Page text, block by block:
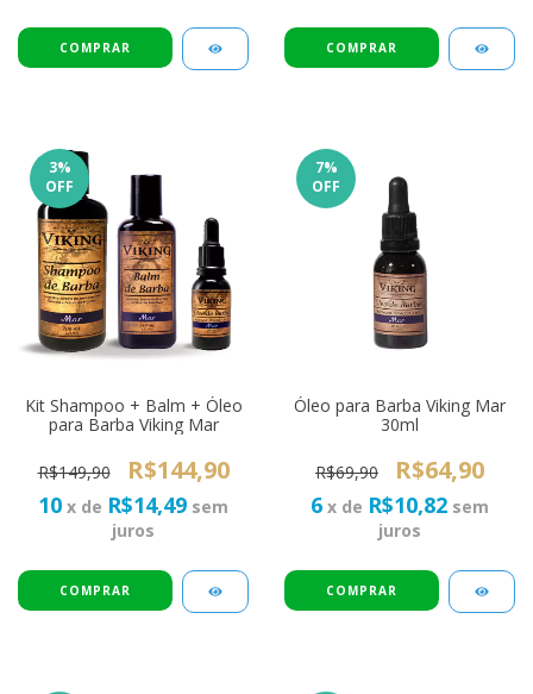
3%
OFF
Kit Shampoo + Balm + Óleo
para Barba Viking Mar
R$149,90 R$144,90
10 x de R$14,49 sem
juros
7%
OFF
Óleo para Barba Viking Mar
30ml
R$69,90 R$64,90
6 x de R$10,82 sem
juros